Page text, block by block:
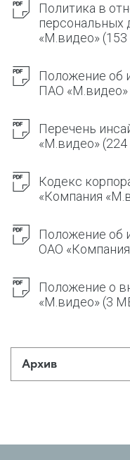
Политика в
персональных
«М.видео» (153
Положение об
ПАО «М.видео»
Перечень
«М.видео» (224
Кодекс
«Компания
Положение об
ОАО
Положение о
«М.видео» (3
Архив